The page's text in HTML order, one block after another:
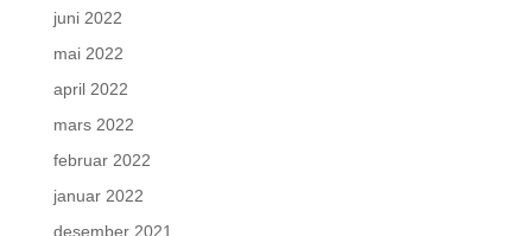
juni 2022
mai 2022
april 2022
mars 2022
februar 2022
januar 2022
desember 2021